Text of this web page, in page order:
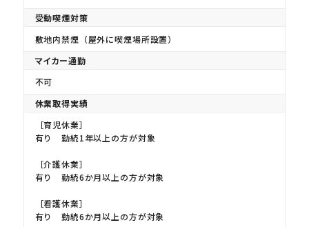
受動喫煙対策
敷地内禁煙（屋外に喫煙場所設置）
マイカー通勤
不可
休業取得実績
［育児休業］
有り 勤続1年以上の方が対象
［介護休業］
有り 勤続6か月以上の方が対象
［看護休業］
有り 勤続6か月以上の方が対象